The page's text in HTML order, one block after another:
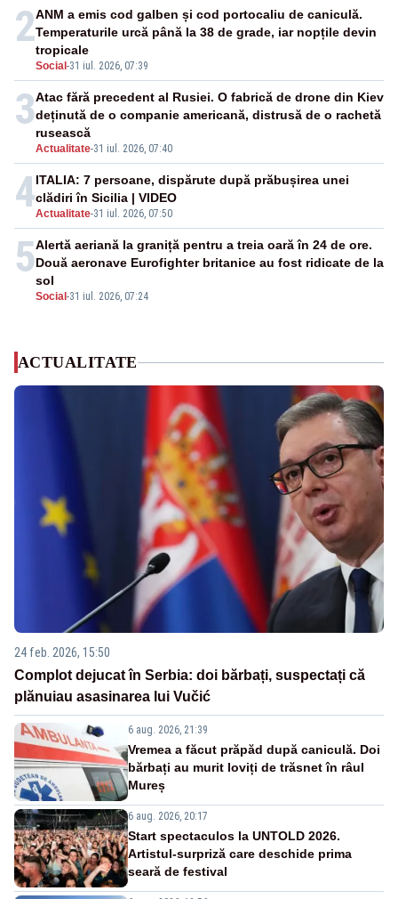
2
Social -31 iul. 2026, 07:39
ANM a emis cod galben și cod portocaliu de caniculă.
Temperaturile urcă până la 38 de grade, iar nopțile devin
tropicale
3
Actualitate-31 iul. 2026, 07:40
Atac fără precedent al Rusiei. O fabrică de drone din Kiev
deținută de o companie americană, distrusă de o rachetă
rusească
4Actualitate-31 iul. 2026, 07:50
ITALIA: 7 persoane, dispărute după prăbușirea unei
clădiri în Sicilia | VIDEO
5
Social -31 iul. 2026, 07:24
Alertă aeriană la graniță pentru a treia oară în 24 de ore.
Două aeronave Eurofighter britanice au fost ridicate de la
sol
ACTUALITATE
24 feb. 2026, 15:50
Complot dejucat în Serbia: doi bărbați, suspectați că
plănuiau asasinarea lui Vučić
6 aug. 2026, 21:39
Vremea a făcut prăpăd după caniculă. Doi
bărbați au murit loviți de trăsnet în râul
Mureș
6 aug. 2026, 20:17
Start spectaculos la UNTOLD 2026.
Artistul-surpriză care deschide prima
seară de festival